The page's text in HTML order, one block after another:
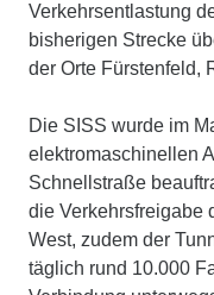
Verkehrsentlastung
bisherigen Strecke
der Orte Fürstenfeld,
Die SISS wurde im
elektromaschinellen
Schnellstraße
die Verkehrsfreigabe
West, zudem der
täglich rund 10.000